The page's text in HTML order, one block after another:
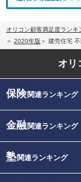
オリコン顧客満足度ランキ
2020年版
建売住宅
オリ
保険関連ランキング
金融関連ランキング
塾関連ランキング